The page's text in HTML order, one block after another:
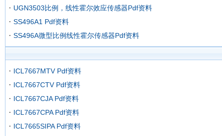
UGN3503比例，线性霍尔效应传感器Pdf资料
SS496A1 Pdf资料
SS496A微型比例线性霍尔传感器Pdf资料
ICL7667MTV Pdf资料
ICL7667CTV Pdf资料
ICL7667CJA Pdf资料
ICL7667CPA Pdf资料
ICL7665SIPA Pdf资料